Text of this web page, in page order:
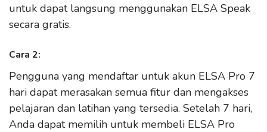
untuk dapat langsung menggunakan ELSA Speak
secara gratis.
Cara 2:
Pengguna yang mendaftar untuk akun ELSA Pro 7
hari dapat merasakan semua fitur dan mengakses
pelajaran dan latihan yang tersedia. Setelah 7 hari,
Anda dapat memilih untuk membeli ELSA Pro